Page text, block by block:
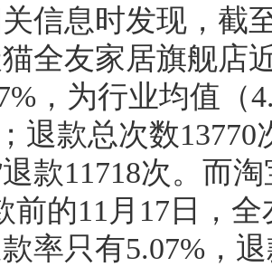
信息时发现，截
全友家居旗舰店
，为行业均值（
退款总次数13770
款11718次。而
前的11月17日，
率只有5.07%，